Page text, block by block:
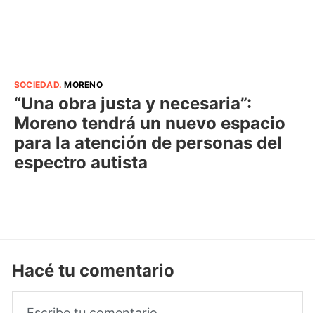
SOCIEDAD.MORENO
“Una obra justa y necesaria”:
Moreno tendrá un nuevo espacio
para la atención de personas del
espectro autista
Hacé tu comentario